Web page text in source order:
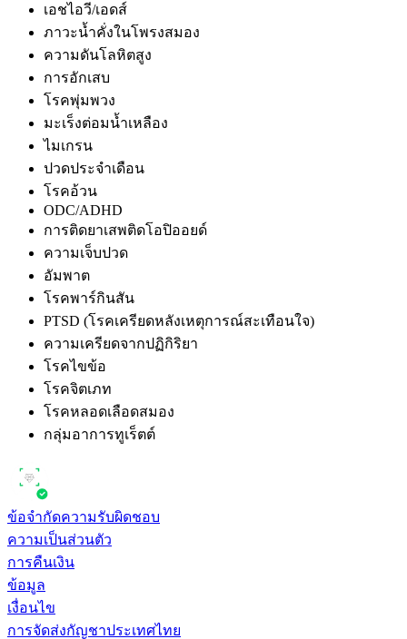
เอชไอวี/เอดส์
ภาวะน้ำคั่งในโพรงสมอง
ความดันโลหิตสูง
การอักเสบ
โรคพุ่มพวง
มะเร็งต่อมน้ำเหลือง
ไมเกรน
ปวดประจำเดือน
โรคอ้วน
ODC/ADHD
การติดยาเสพติดโอปิออยด์
ความเจ็บปวด
อัมพาต
โรคพาร์กินสัน
PTSD (โรคเครียดหลังเหตุการณ์สะเทือนใจ)
ความเครียดจากปฏิกิริยา
โรคไขข้อ
โรคจิตเภท
โรคหลอดเลือดสมอง
กลุ่มอาการทูเร็ตต์
ข้อจำกัดความรับผิดชอบ
ความเป็นส่วนตัว
การคืนเงิน
ข้อมูล
เงื่อนไข
การจัดส่งกัญชาประเทศไทย